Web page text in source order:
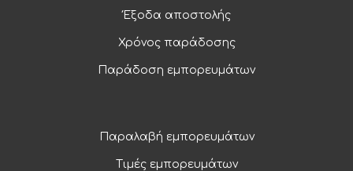
Έξοδα αποστολής
Χρόνος παράδοσης
Παράδοση εμπορευμάτων
Παραλαβή εμπορευμάτων
Τιμές εμπορευμάτων